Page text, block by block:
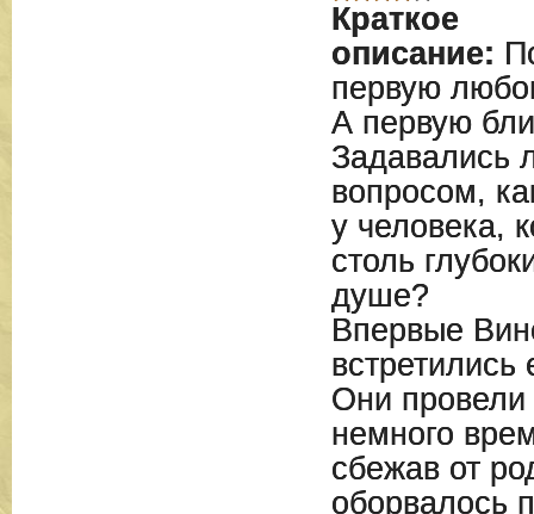
Краткое
описание:
первую
А первую
Задавались
вопросом,
у человека,
столь
душе?
Впервые
Они провели
немного
сбежав от
оборвалось